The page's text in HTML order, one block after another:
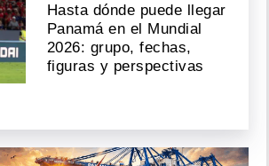
Hasta dónde puede llegar
Panamá en el Mundial
2026: grupo, fechas,
figuras y perspectivas